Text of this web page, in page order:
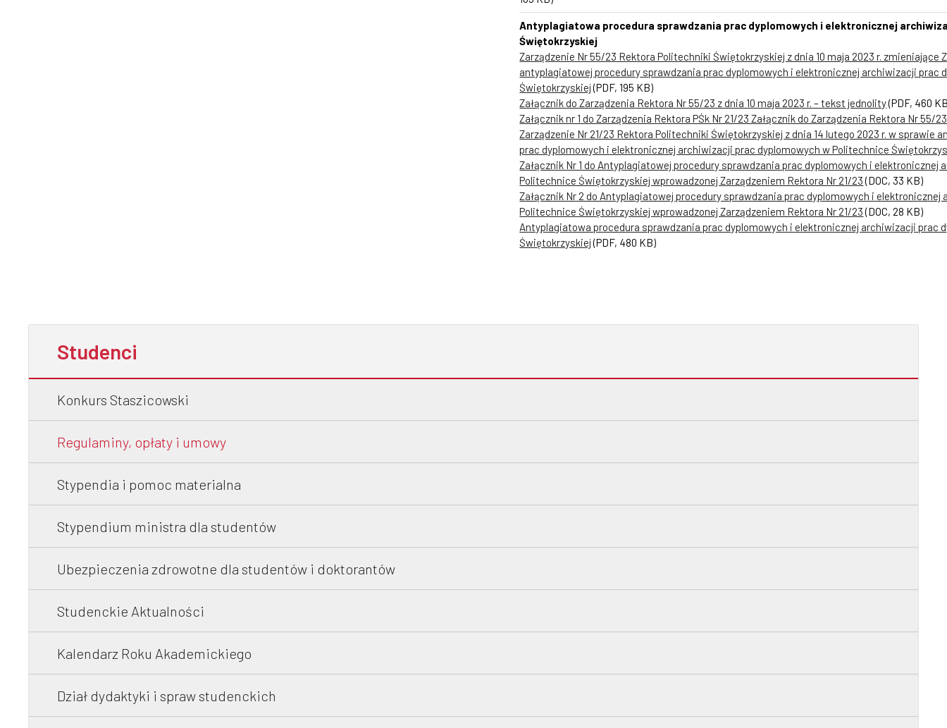
Antyplagiatowa procedura sprawdzania prac dyplomowych i elektronicznej
Świętokrzyskiej
Zarządzenie Nr 55/23 Rektora Politechniki Świętokrzyskiej z dnia 10 maja 2023 r. zmieniające
antyplagiatowej procedury sprawdzania prac dyplomowych i elektronicznej archiwizacji prac
Świętokrzyskiej(PDF, 195 KB)
Załącznik do Zarządzenia Rektora Nr 55/23 z dnia 10 maja 2023 r. – tekst jednolity(PDF, 460
Załącznik nr 1 do Zarządzenia Rektora PŚk Nr 21/23 Załącznik do Zarządzenia Rektora Nr 55/
Zarządzenie Nr 21/23 Rektora Politechniki Świętokrzyskiej z dnia 14 lutego 2023 r. w sprawie
prac dyplomowych i elektronicznej archiwizacji prac dyplomowych w Politechnice
Załącznik Nr 1 do Antyplagiatowej procedury sprawdzania prac dyplomowych i elektronicznej
Politechnice Świętokrzyskiej wprowadzonej Zarządzeniem Rektora Nr 21/23(DOC, 33 KB)
Załącznik Nr 2 do Antyplagiatowej procedury sprawdzania prac dyplomowych i
Politechnice Świętokrzyskiej wprowadzonej Zarządzeniem Rektora Nr 21/23(DOC, 28 KB)
Antyplagiatowa procedura sprawdzania prac dyplomowych i elektronicznej archiwizacji prac
Świętokrzyskiej(PDF, 480 KB)
Studenci
Konkurs Staszicowski
Regulaminy, opłaty i umowy
Stypendia i pomoc materialna
Stypendium ministra dla studentów
Ubezpieczenia zdrowotne dla studentów i doktorantów
Studenckie Aktualności
Kalendarz Roku Akademickiego
Dział dydaktyki i spraw studenckich